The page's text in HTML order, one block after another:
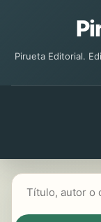
Pirueta Editorial.